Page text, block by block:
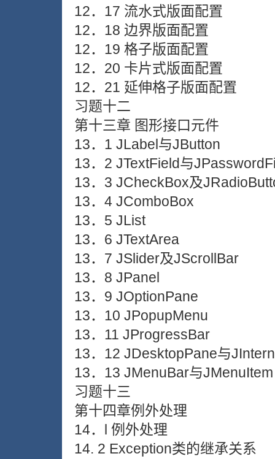
12．17 流水式版面配置
12．18 边界版面配置
12．19 格子版面配置
12．20 卡片式版面配置
12．21 延伸格子版面配置
习题十二
第十三章 图形接口元件
13．1 JLabel与JButton
13．2 JTextField与
13．3 JCheckBox及
13．4 JComboBox
13．5 JList
13．6 JTextArea
13．7 JSlider及JScrollBar
13．8 JPanel
13．9 JOptionPane
13．10 JPopupMenu
13．11 JProgressBar
13．12 JDesktopPane与
13．13 JMenuBar与JMenuItem
习题十三
第十四章例外处理
14．l 例外处理
14. 2 Exception类的继承关系